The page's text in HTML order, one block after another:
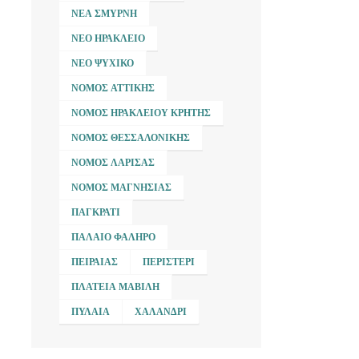
ΝΈΑ ΣΜΎΡΝΗ
ΝΈΟ ΗΡΆΚΛΕΙΟ
ΝΈΟ ΨΥΧΙΚΌ
ΝΟΜΌΣ ΑΤΤΙΚΉΣ
ΝΟΜΌΣ ΗΡΑΚΛΕΊΟΥ ΚΡΉΤΗΣ
ΝΟΜΌΣ ΘΕΣΣΑΛΟΝΊΚΗΣ
ΝΟΜΌΣ ΛΆΡΙΣΑΣ
ΝΟΜΌΣ ΜΑΓΝΗΣΊΑΣ
ΠΑΓΚΡΆΤΙ
ΠΑΛΑΙΌ ΦΆΛΗΡΟ
ΠΕΙΡΑΙΆΣ ΠΕΡΙΣΤΈΡΙ
ΠΛΑΤΕΊΑ ΜΑΒΊΛΗ
ΠΥΛΑΊΑ ΧΑΛΆΝΔΡΙ